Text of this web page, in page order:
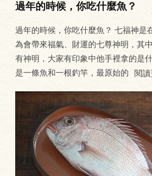
過年的時候，你吃什麼魚？
過年的時候，你吃什麼魚？ 七福神是
為會帶來福氣、財運的七尊神明，其
有神明，大家有印象中他手裡拿的是
是一條魚和一根釣竿，最原始的 閱